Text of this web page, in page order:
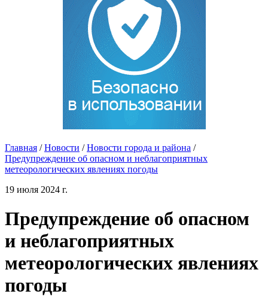
Главная / Новости / Новости города и района /
Предупреждение об опасном и неблагоприятных
метеорологических явлениях погоды
19 июля 2024 г.
Предупреждение об опасном
и неблагоприятных
метеорологических явлениях
погоды